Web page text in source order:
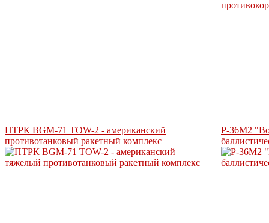
ПТРК BGM-71 ТOW-2 - американский
противотанковый ракетный комплекс
Р-36М2